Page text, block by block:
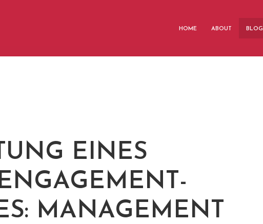
HOME ABOUT BLOG
EINES
MANAGEMENT